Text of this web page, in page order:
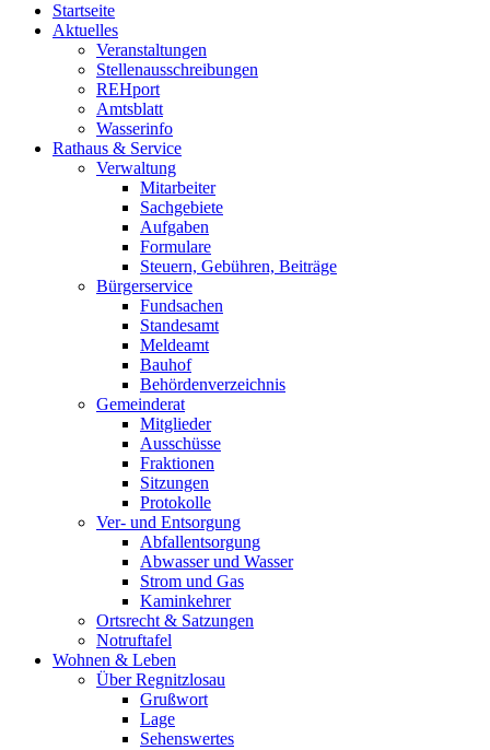
Startseite
Aktuelles
Veranstaltungen
Stellenausschreibungen
REHport
Amtsblatt
Wasserinfo
Rathaus & Service
Verwaltung
Mitarbeiter
Sachgebiete
Aufgaben
Formulare
Steuern, Gebühren, Beiträge
Bürgerservice
Fundsachen
Standesamt
Meldeamt
Bauhof
Behördenverzeichnis
Gemeinderat
Mitglieder
Ausschüsse
Fraktionen
Sitzungen
Protokolle
Ver- und Entsorgung
Abfallentsorgung
Abwasser und Wasser
Strom und Gas
Kaminkehrer
Ortsrecht & Satzungen
Notruftafel
Wohnen & Leben
Über Regnitzlosau
Grußwort
Lage
Sehenswertes